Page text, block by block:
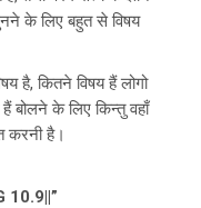
के लिए बहुत से विषय
है, कितने विषय हैं लोगो
बोलने के लिए किन्तु वहाँ
करनी है।
10.9||”